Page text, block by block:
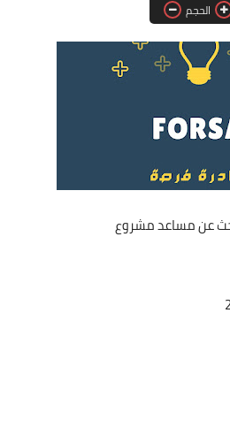
فرص عمل في العراق
فرص عمل في اليمن
دورات تدريبية
الحجم